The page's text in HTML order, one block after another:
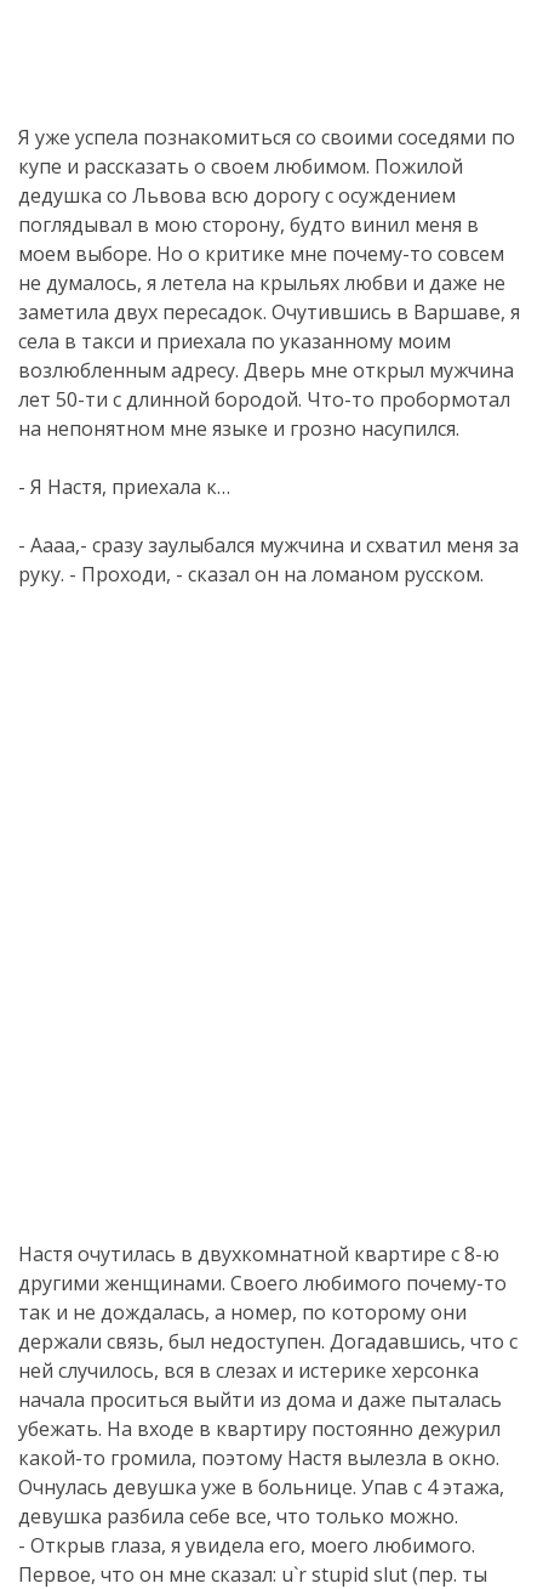
Я уже успела познакомиться со своими соседями по
купе и рассказать о своем любимом. Пожилой
дедушка со Львова всю дорогу с осуждением
поглядывал в мою сторону, будто винил меня в
моем выборе. Но о критике мне почему-то совсем
не думалось, я летела на крыльях любви и даже не
заметила двух пересадок. Очутившись в Варшаве, я
села в такси и приехала по указанному моим
возлюбленным адресу. Дверь мне открыл мужчина
лет 50-ти с длинной бородой. Что-то пробормотал
на непонятном мне языке и грозно насупился.
- Я Настя, приехала к…
- Аааа,- сразу заулыбался мужчина и схватил меня за
руку. - Проходи, - сказал он на ломаном русском.
Настя очутилась в двухкомнатной квартире с 8-ю
другими женщинами. Своего любимого почему-то
так и не дождалась, а номер, по которому они
держали связь, был недоступен. Догадавшись, что с
ней случилось, вся в слезах и истерике херсонка
начала проситься выйти из дома и даже пыталась
убежать. На входе в квартиру постоянно дежурил
какой-то громила, поэтому Настя вылезла в окно.
Очнулась девушка уже в больнице. Упав с 4 этажа,
девушка разбила себе все, что только можно.
- Открыв глаза, я увидела его, моего любимого.
Первое, что он мне сказал: u`r stupid slut (пер. ты